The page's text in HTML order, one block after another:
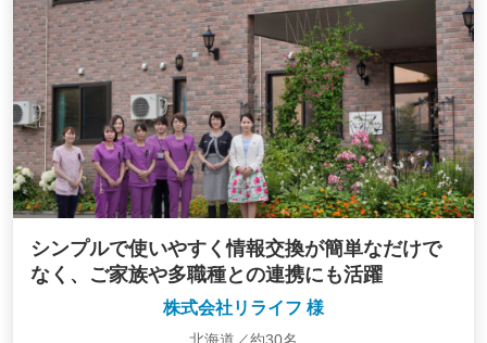
シンプルで使いやすく情報交換が簡単なだけで
なく、ご家族や多職種との連携にも活躍
株式会社リライフ 様